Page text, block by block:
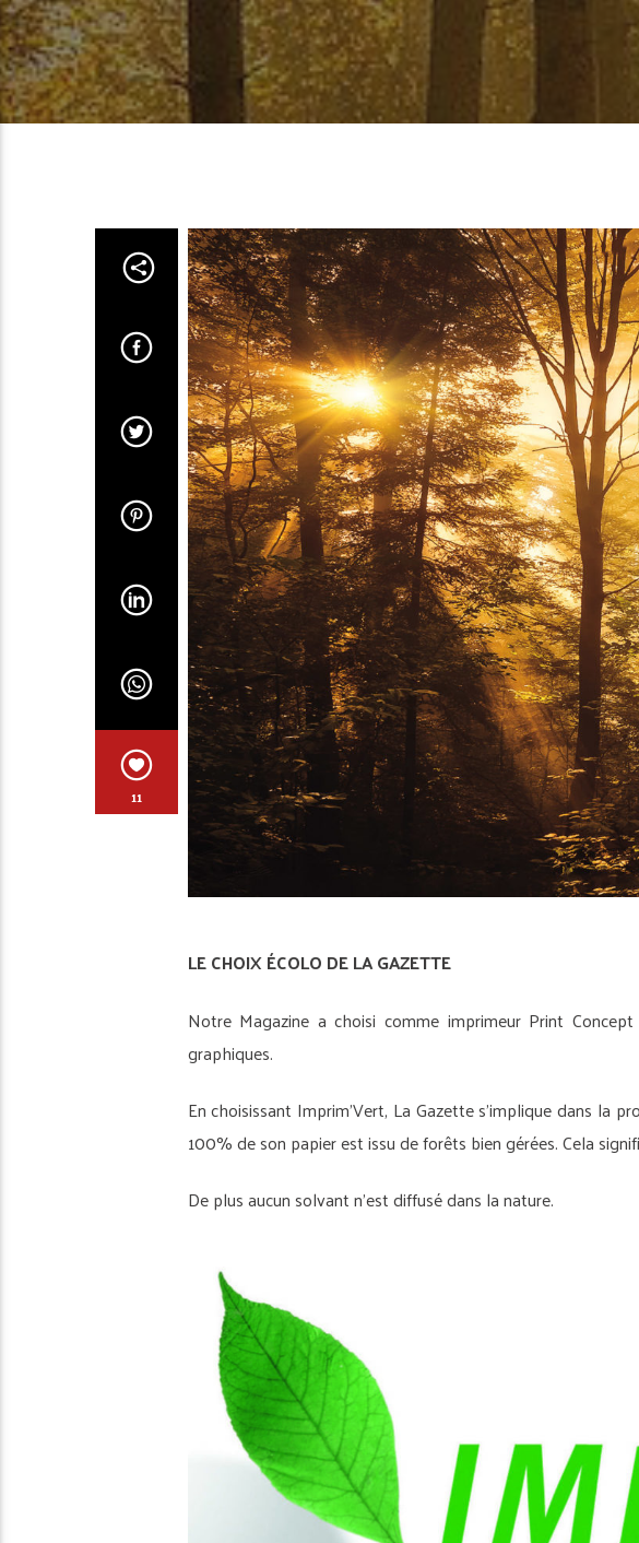
11
LE CHOIX ÉCOLO DE LA GAZETTE
Notre Magazine a choisi comme imprimeur Print
graphiques.
En choisissant Imprim’Vert, La Gazette s’implique dans la
100% de son papier est issu de forêts bien gérées. Cela
De plus aucun solvant n’est diffusé dans la nature.